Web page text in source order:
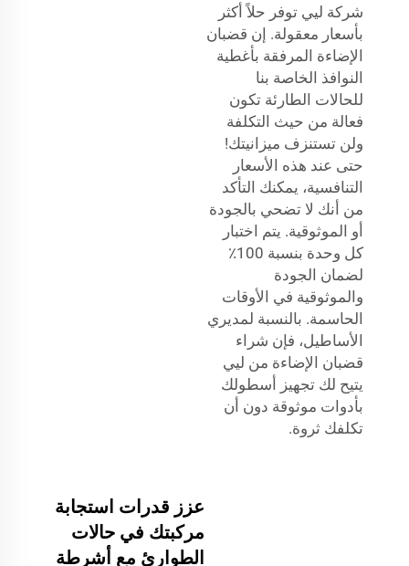
شركة ليي توفر حلاً أكثر
بأسعار معقولة. إن قضبان
الإضاءة المرفقة بأغطية
النوافذ الخاصة بنا
للحالات الطارئة تكون
فعالة من حيث التكلفة
ولن تستنزف ميزانيتك!
حتى عند هذه الأسعار
التنافسية، يمكنك التأكد
من أنك لا تضحي بالجودة
أو الموثوقية. يتم اختبار
كل وحدة بنسبة 100٪
لضمان الجودة
والموثوقية في الأوقات
الحاسمة. بالنسبة لمديري
الأساطيل، فإن شراء
قضبان الإضاءة من ليي
يتيح لك تجهيز أسطولك
بأدوات موثوقة دون أن
تكلفك ثروة.
عزز قدرات استجابة
مركبتك في حالات
الطوارئ مع أشرطة